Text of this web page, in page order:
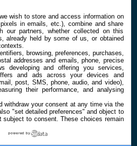
À PROPOS
La rédaction
Contact
we wish to store and access information on
in emails, etc.), combine and share
our partners, whether collected on this
already held by some of us, or obtained
browsing, preferences, purchases,
addresses and emails, phone, precise
developing and offering you services,
and ads across your devices and
post, SMS, phone, audio, and video),
their performance, and analysing
withdraw your consent at any time via the
"set detailed preferences" and object to
subject to consent. These choices remain
powered by